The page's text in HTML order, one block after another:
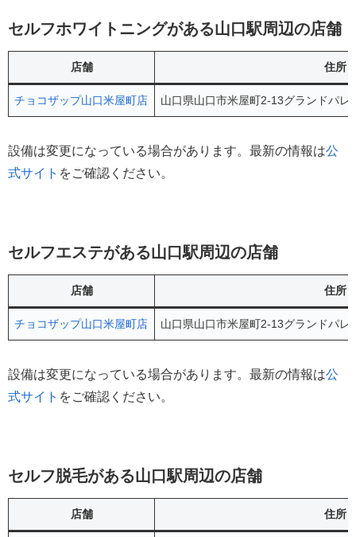
セルフホワイトニングがある山口駅周辺の店舗
店舗 住所
チョコザップ山口米屋町店 山口県山口市米屋町2-13グランドパ
設備は変更になっている場合があります。最新の情報は公
式サイト をご確認ください。
セルフエステがある山口駅周辺の店舗
店舗 住所
チョコザップ山口米屋町店 山口県山口市米屋町2-13グランドパ
設備は変更になっている場合があります。最新の情報は公
式サイト をご確認ください。
セルフ脱毛がある山口駅周辺の店舗
店舗 住所